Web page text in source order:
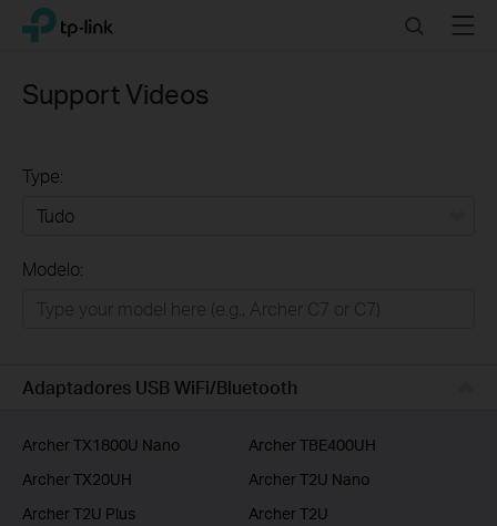
Click
navigation
TP-Link, Reliably Smart SearchMenu
Support Videos
Type:
Empresas
Modelo:
Adaptadores USB WiFi/Bluetooth
Archer TX1800U Nano
Archer TBE400UH
Archer TX20UH
Archer T2U Nano
Archer T2U Plus
Archer T2U